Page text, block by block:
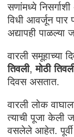
सणांमध्ये
विधी आवर्जून पार
अद्यापही पाळल्या
वारली समूहाच्या
तिवली,मोठी
दिवस असतात.
वारली लोक
त्याची पूजा केली
वसलेले आहेत.